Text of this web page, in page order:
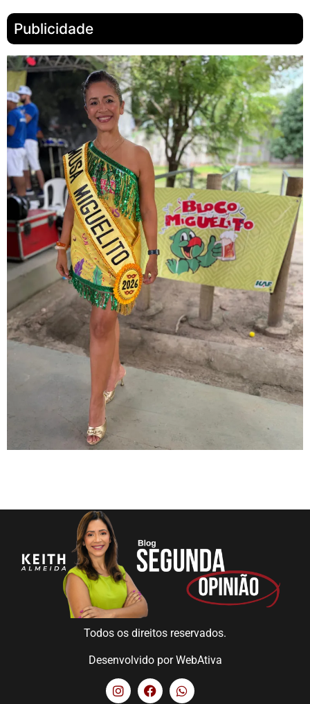
Publicidade
Todos os direitos reservados.
Desenvolvido porWebAtiva